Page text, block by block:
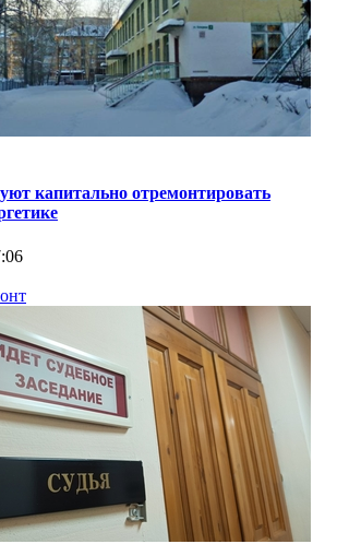
капитально отремонтировать